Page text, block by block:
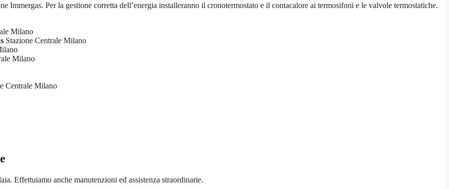
Per la gestione corretta dell’energia installeranno il cronotermostato e il contacalore ai termosifoni e le valvole termostatiche.
Milano
Stazione Centrale Milano
Milano
Centrale Milano
Effettuiamo anche manutenzioni ed assistenza straordinarie.